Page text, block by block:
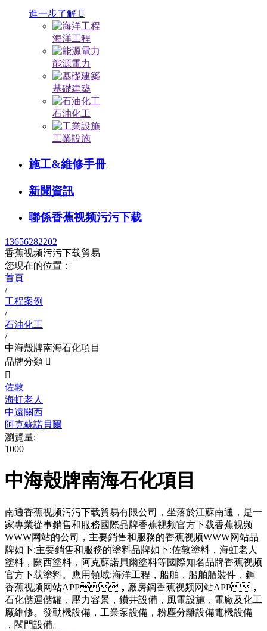
進一步了解 
海洋工程
能源電力
基礎建築
石油化工
工業設施
施工&維修手冊
新聞資訊
聯係香蕉视频污污下载
13656282202
香蕉视频污污下载貿易
您現在的位置：
首頁
/
工程案例
/
石油化工
/
中海殼牌南海石化項目
品牌分類 

佐敦
海虹老人
中遠關西
阿克蘇諾貝爾
瀏覽量:
1000
中海殼牌南海石化項目
南通香蕉视频污污下载貿易有限公司，坐落於江蘇南通，是一
家專業從事銷售和服務國際品牌香蕉视频官方下载香蕉视频
WWW网站的公司，主要銷售和服務的香蕉视频WWW网站品
牌如下:主要銷售和服務的塗料品牌如下:佐敦塗料，海虹老人
塗料，關西塗料，阿克蘇諾貝爾塗料等國際知名品牌香蕉视频
官方下载塗料。應用領域:海洋工程，船舶，船舶舾裝件，鋼
香蕉视频网站APP，廠房鋼香蕉视频网站APP，
石化儲運儲罐，壓力容景，鑽井設備，風電設施，電廠及化工
廠維修。發動機設備，工業泵設備，粉塵分離設備電機設備
，閥門設備。